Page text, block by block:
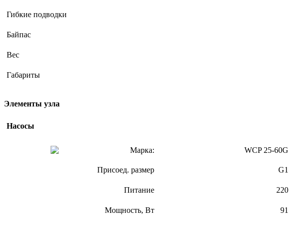
Гибкие подводки
Байпас
Вес
Габариты
Элементы узла
Насосы
Марка: WCP 25-60G
Присоед. размер G1
Питание 220
Мощность, Вт 91